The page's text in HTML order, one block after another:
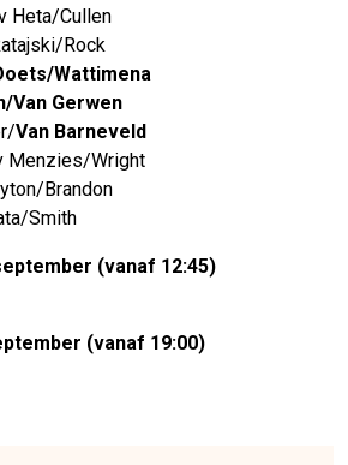
Heta/Cullen
Rock
Wattimena
Van Gerwen
Van Barneveld
Menzies/Wright
Brandon
Smith
(vanaf 12:45)
(vanaf 19:00)